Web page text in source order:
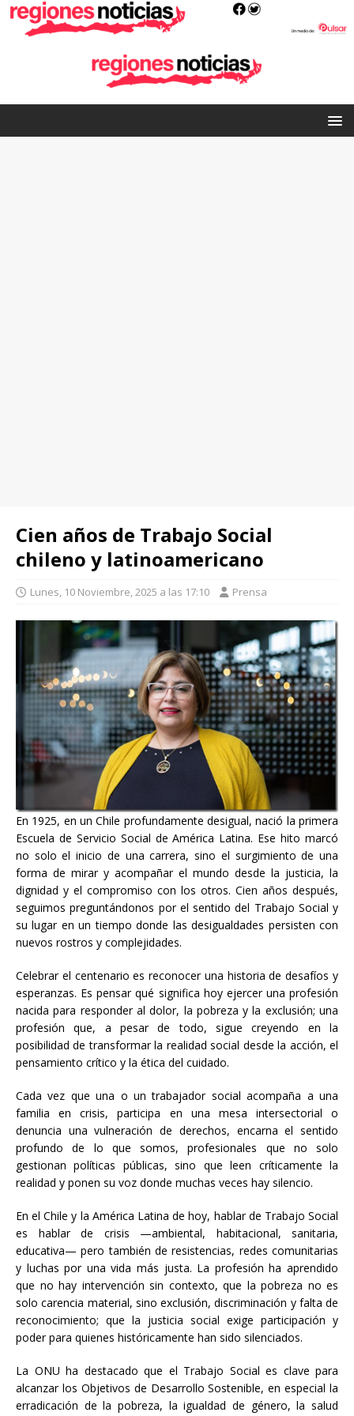
Cien años de Trabajo Social
chileno y latinoamericano
Lunes, 10 Noviembre, 2025 a las 17:10 Prensa
En 1925, en un Chile profundamente desigual, nació la primera
Escuela de Servicio Social de América Latina. Ese hito marcó
no solo el inicio de una carrera, sino el surgimiento de una
forma de mirar y acompañar el mundo desde la justicia, la
dignidad y el compromiso con los otros. Cien años después,
seguimos preguntándonos por el sentido del Trabajo Social y
su lugar en un tiempo donde las desigualdades persisten con
nuevos rostros y complejidades.
Celebrar el centenario es reconocer una historia de desafíos y
esperanzas. Es pensar qué significa hoy ejercer una profesión
nacida para responder al dolor, la pobreza y la exclusión; una
profesión que, a pesar de todo, sigue creyendo en la
posibilidad de transformar la realidad social desde la acción, el
pensamiento crítico y la ética del cuidado.
Cada vez que una o un trabajador social acompaña a una
familia en crisis, participa en una mesa intersectorial o
denuncia una vulneración de derechos, encarna el sentido
profundo de lo que somos, profesionales que no solo
gestionan políticas públicas, sino que leen críticamente la
realidad y ponen su voz donde muchas veces hay silencio.
En el Chile y la América Latina de hoy, hablar de Trabajo Social
es hablar de crisis —ambiental, habitacional, sanitaria,
educativa— pero también de resistencias, redes comunitarias
y luchas por una vida más justa. La profesión ha aprendido
que no hay intervención sin contexto, que la pobreza no es
solo carencia material, sino exclusión, discriminación y falta de
reconocimiento; que la justicia social exige participación y
poder para quienes históricamente han sido silenciados.
La ONU ha destacado que el Trabajo Social es clave para
alcanzar los Objetivos de Desarrollo Sostenible, en especial la
erradicación de la pobreza, la igualdad de género, la salud